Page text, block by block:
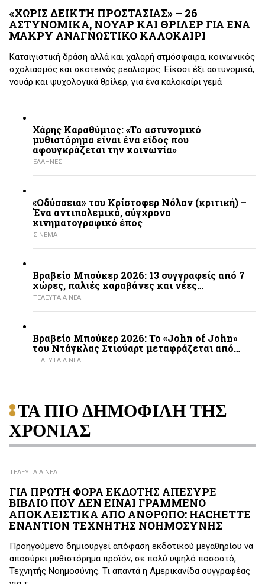
«ΧΩΡΙΣ ΔΕΙΚΤΗ ΠΡΟΣΤΑΣΙΑΣ» – 26
ΑΣΤΥΝΟΜΙΚΑ, ΝΟΥΑΡ ΚΑΙ ΘΡΙΛΕΡ ΓΙΑ ΕΝΑ
ΜΑΚΡΥ ΑΝΑΓΝΩΣΤΙΚΟ ΚΑΛΟΚΑΙΡΙ
Καταιγιστική δράση αλλά και χαλαρή ατμόσφαιρα, κοινωνικός
σχολιασμός και σκοτεινός ρεαλισμός: Είκοσι έξι αστυνομικά,
νουάρ και ψυχολογικά θρίλερ, για ένα καλοκαίρι γεμά
Χάρης Καραθύμιος: «Το αστυνομικό
μυθιστόρημα είναι ένα είδος που
αφουγκράζεται την κοινωνία»
ΕΛΛΗΝΕΣ
«Οδύσσεια» του Κρίστοφερ Νόλαν (κριτική) –
Ένα αντιπολεμικό, σύγχρονο
κινηματογραφικό έπος
ΣΙΝΕΜΑ
Βραβείο Μπούκερ 2026: 13 συγγραφείς από 7
χώρες, παλιές καραβάνες και νέες…
ΤΕΛΕΥΤΑΙΑ ΝΕΑ
Βραβείο Μπούκερ 2026: Το «John of John»
του Ντάγκλας Στιούαρτ μεταφράζεται από…
ΤΕΛΕΥΤΑΙΑ ΝΕΑ
ΤΑ ΠΙΟ ΔΗΜΟΦΙΛΗ ΤΗΣ
ΧΡΟΝΙΑΣ
ΤΕΛΕΥΤΑΙΑ ΝΕΑ
ΓΙΑ ΠΡΩΤΗ ΦΟΡΑ ΕΚΔΟΤΗΣ ΑΠΕΣΥΡΕ
ΒΙΒΛΙΟ ΠΟΥ ΔΕΝ ΕΙΝΑΙ ΓΡΑΜΜΕΝΟ
ΑΠΟΚΛΕΙΣΤΙΚΑ ΑΠΟ ΑΝΘΡΩΠΟ: HACHETTE
ΕΝΑΝΤΙΟΝ ΤΕΧΝΗΤΗΣ ΝΟΗΜΟΣΥΝΗΣ
Προηγούμενο δημιουργεί απόφαση εκδοτικού μεγαθηρίου να
αποσύρει μυθιστόρημα προϊόν, σε πολύ υψηλό ποσοστό,
Τεχνητής Νοημοσύνης. Τι απαντά η Αμερικανίδα συγγραφέας